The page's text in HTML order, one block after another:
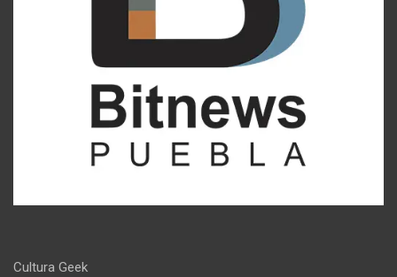
Cultura Geek